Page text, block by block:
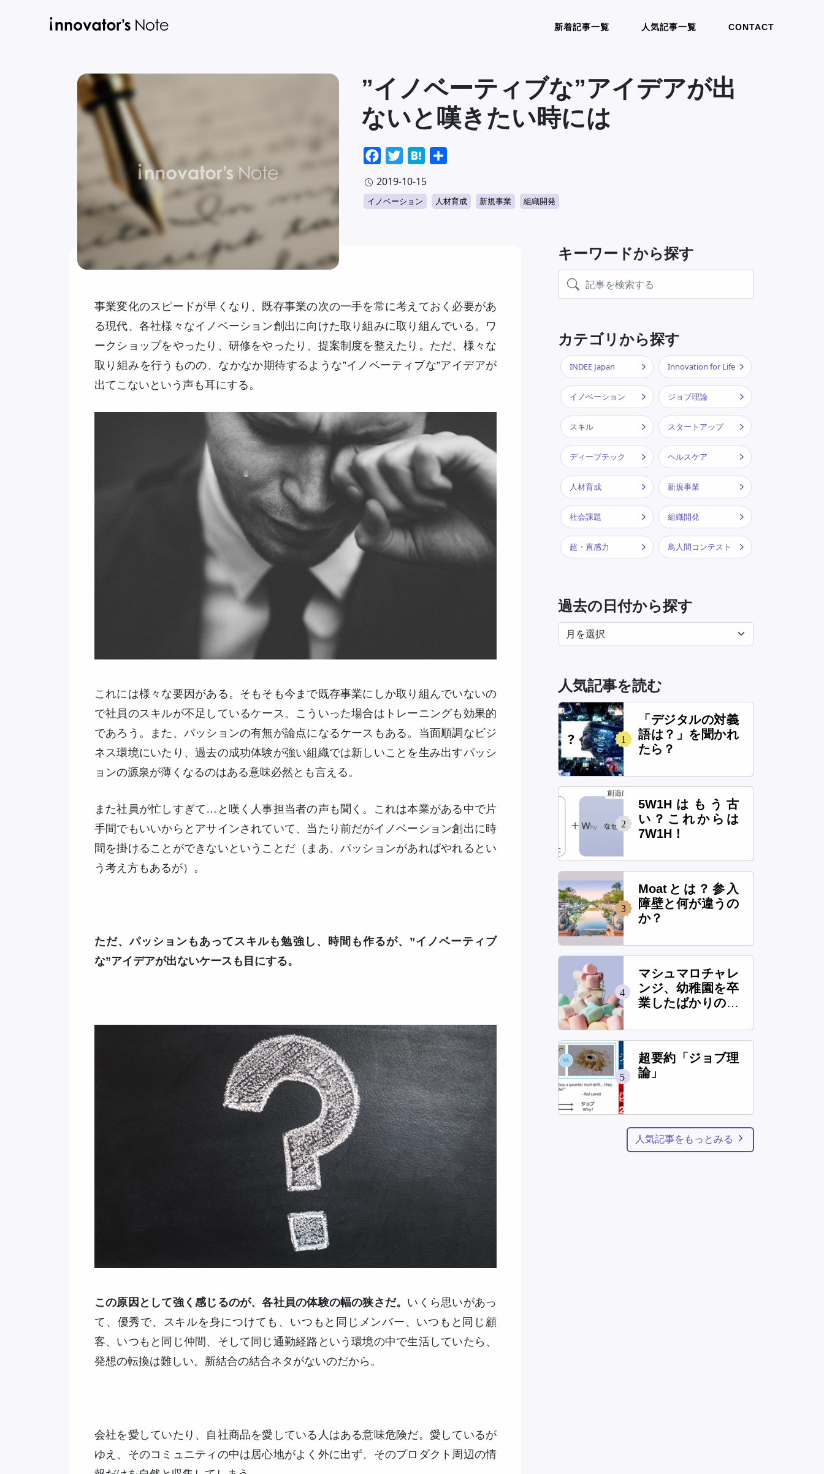
新着記事一覧 人気記事一覧 CONTACT
”イノベーティブな”アイデアが出
ないと嘆きたい時には
FacebookTwitterHatena
2019-10-15
イノベーション 人材育成 新規事業 組織開発
事業変化のスピードが早くなり、既存事業の次の一手を常に考えておく必要があ
る現代、各社様々なイノベーション創出に向けた取り組みに取り組んでいる。ワ
ークショップをやったり、研修をやったり、提案制度を整えたり。ただ、様々な
取り組みを行うものの、なかなか期待するような”イノベーティブな”アイデアが
出てこないという声も耳にする。
これには様々な要因がある。そもそも今まで既存事業にしか取り組んでいないの
で社員のスキルが不足しているケース。こういった場合はトレーニングも効果的
であろう。また、パッションの有無が論点になるケースもある。当面順調なビジ
ネス環境にいたり、過去の成功体験が強い組織では新しいことを生み出すパッシ
ョンの源泉が薄くなるのはある意味必然とも言える。
また社員が忙しすぎて…と嘆く人事担当者の声も聞く。これは本業がある中で片
手間でもいいからとアサインされていて、当たり前だがイノベーション創出に時
間を掛けることができないということだ（まあ、パッションがあればやれるとい
う考え方もあるが）。
ただ、パッションもあってスキルも勉強し、時間も作るが、”イノベーティブ
な”アイデアが出ないケースも目にする。
この原因として強く感じるのが、各社員の体験の幅の狭さだ。 いくら思いがあっ
て、優秀で、スキルを身につけても、いつもと同じメンバー、いつもと同じ顧
客、いつもと同じ仲間、そして同じ通勤経路という環境の中で生活していたら、
発想の転換は難しい。新結合の結合ネタがないのだから。
会社を愛していたり、自社商品を愛している人はある意味危険だ。愛しているが
ゆえ、そのコミュニティの中は居心地がよく外に出ず、そのプロダクト周辺の情
キーワードから探す
カテゴリから探す
INDEE Japan Innovation for Life
イノベーション ジョブ理論
スキル スタートアップ
ディープテック ヘルスケア
人材育成 新規事業
社会課題 組織開発
超・直感力 鳥人間コンテスト
過去の日付から探す
人気記事を読む
1
「デジタルの対義
語は？」を聞かれ
たら？
2
5W1Hはもう古
い？これからは
7W1H！
3
Moatとは？参入
障壁と何が違うの
か？
4
マシュマロチャレ
ンジ、幼稚園を卒
業したばかりの子
ワーを作れるの
5
超要約「ジョブ理
論」
人気記事をもっとみる